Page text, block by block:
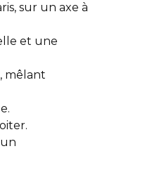
sur un axe à
et une
mêlant